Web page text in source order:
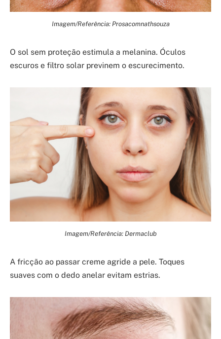
Imagem/Referência: Prosacomnathsouza
O sol sem proteção estimula a melanina. Óculos
escuros e filtro solar previnem o escurecimento.
Imagem/Referência: Dermaclub
A fricção ao passar creme agride a pele. Toques
suaves com o dedo anelar evitam estrias.